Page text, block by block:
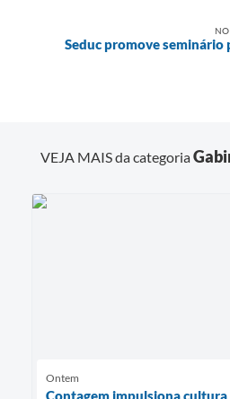
Seduc promove seminário
VEJA MAIS da categoria
Ontem
Contagem impulsiona cultura